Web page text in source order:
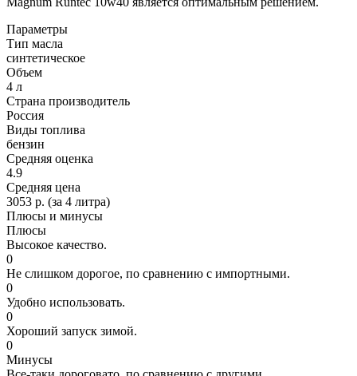
Параметры
Тип масла
синтетическое
Объем
4 л
Страна производитель
Россия
Виды топлива
бензин
Средняя оценка
4.9
Средняя цена
3053 р. (за 4 литра)
Плюсы и минусы
Плюсы
Высокое качество.
0
Не слишком дорогое, по сравнению с импортными.
0
Удобно использовать.
0
Хороший запуск зимой.
0
Минусы